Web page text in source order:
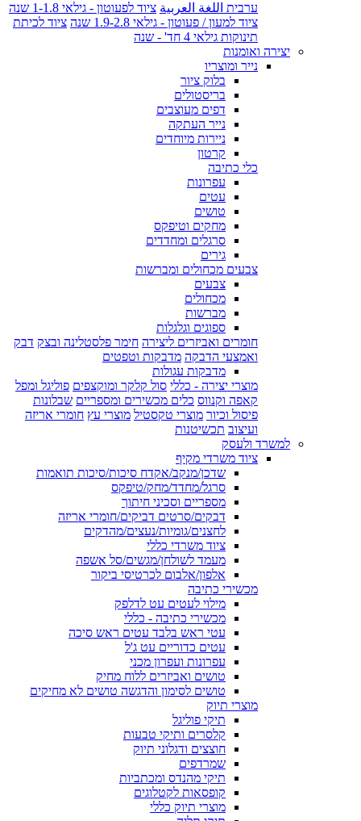
ערבית اللغة العربية ציוד לפעוטון - גילאי 1-1.8 שנה
ציוד למעון / פעוטון - גילאי 1.9-2.8 שנה
ציוד לכיתת
תינוקות גילאי 4 חד' - שנה
יצירה ואומנות
נייר ומוצריו
בלוק ציור
בריסטולים
דפים מעוצבים
נייר העתקה
ניירות מיוחדים
קרטון
כלי כתיבה
עפרונות
עטים
טושים
מחקים וטיפקס
סרגלים ומחדדים
גירים
צבעים מכחולים ומברשות
צבעים
מכחולים
מברשות
ספוגים וגלגלות
חומרים ואביזרים ליצירה חימר פלסטלינה ובצק דבק
ואמצעי הדבקה מדבקות וטפטים
מדבקות עגולות
מוצרי יצירה - כללי סול קלקר ומוקצפים פוליגל ומפל
קאפה וקנווס כלים מכשירים ומספריים שבלונות
פיסול וכיור מוצרי טקסטיל מוצרי עץ חומרי אריזה
ועיצוב תכשיטנות
למשרד ולעסק
ציוד משרדי מקיף
שדכן/מנקב/אקדח סיכות/סיכות תואמות
סרגל/מחדד/מחק/טיפקס
מספריים וסכיני חיתוך
דבקים/סרטים דביקים/חומרי אריזה
לחצנים/גומיות/נעצים/מהדקים
ציוד משרדי כללי
מעמד לשולחן/מגשים/סל אשפה
אלפון/אלבום לכרטיסי ביקור
מכשירי כתיבה
מילוי לעטים עט לדלפק
מכשירי כתיבה - כללי
עטי ראש בלבד עטים ראש סיכה
עטים כדוריים עט ג'ל
עפרונות ועפרון מכני
טושים ואביזרים ללוח מחיק
טושים לסימון והדגשה טושים לא מחיקים
מוצרי תיוק
תיקי פוליגל
קלסרים ותיקי טבעות
חוצצים ודגלוני תיוק
שמרדפים
תיקי מהנדס ומכתביות
קופסאות לקטלוגים
מוצרי תיוק כללי